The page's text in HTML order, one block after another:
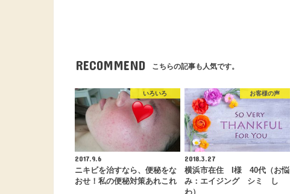
RECOMMEND こちらの記事も人気です。
いろいろ
2017.9.6
ニキビを治すなら、便秘をな
おせ！私の便秘対策あれこれ
お客様の声
2018.3.27
横浜市在住 I様 40代（お悩
み：エイジング シミ し
わ）